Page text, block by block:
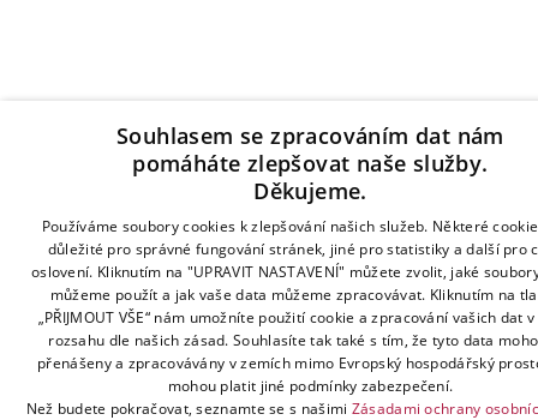
Souhlasem se zpracováním dat nám
pomáháte zlepšovat naše služby.
Děkujeme.
Používáme soubory cookies k zlepšování našich služeb. Některé
důležité pro správné fungování stránek, jiné pro statistiky a další pro
oslovení. Kliknutím na "UPRAVIT NASTAVENÍ" můžete zvolit, jaké
můžeme použít a jak vaše data můžeme zpracovávat. Kliknutím na
„PŘIJMOUT VŠE“ nám umožníte použití cookie a zpracování vašich dat
rozsahu dle našich zásad. Souhlasíte tak také s tím, že tyto data
přenášeny a zpracovávány v zemích mimo Evropský hospodářský
mohou platit jiné podmínky zabezpečení.
Než budete pokračovat, seznamte se s našimi Zásadami ochrany